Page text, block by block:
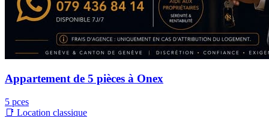
Appartement de 5 pièces à Onex
5 pces
📑 Location classique